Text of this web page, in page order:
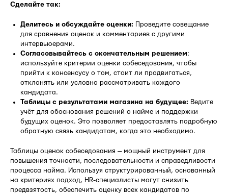
Сделайте так:
Делитесь и обсуждайте оценки: Проведите совещание
для сравнения оценок и комментариев с другими
интервьюерами.
Согласовывайтесь с окончательным решением:
используйте критерии оценки собеседования, чтобы
прийти к консенсусу о том, стоит ли продвигаться,
отклонять или условно рассматривать каждого
кандидата.
Таблицы с результатами магазина на будущее: Ведите
учёт для обоснования решений о найме и поддержки
будущих оценок. Это позволяет предоставлять подробную
обратную связь кандидатам, когда это необходимо.
Таблицы оценок собеседования — мощный инструмент для
повышения точности, последовательности и справедливости
процесса найма. Используя структурированный, основанный
на критериях подход, HR-специалисты могут снизить
предвзятость, обеспечить оценку всех кандидатов по